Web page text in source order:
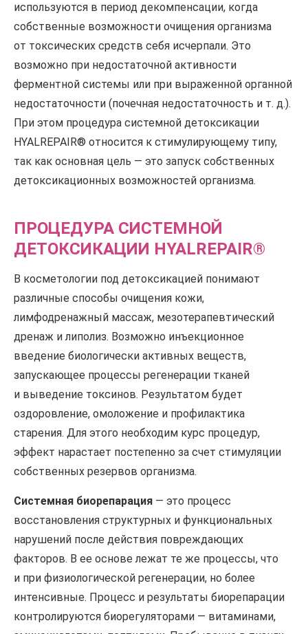
используются в период декомпенсации, когда
собственные возможности очищения организма
от токсических средств себя исчерпали. Это
возможно при недостаточной активности
ферментной системы или при выраженной органной
недостаточности (почечная недостаточность и т. д.).
При этом процедура системной детоксикации
HYALREPAIR® относится к стимулирующему типу,
так как основная цель — это запуск собственных
детоксикационных возможностей организма.
ПРОЦЕДУРА СИСТЕМНОЙ
ДЕТОКСИКАЦИИ HYALREPAIR®
В косметологии под детоксикацией понимают
различные способы очищения кожи,
лимфодренажный массаж, мезотерапевтический
дренаж и липолиз. Возможно инъекционное
введение биологически активных веществ,
запускающее процессы регенерации тканей
и выведение токсинов. Результатом будет
оздоровление, омоложение и профилактика
старения. Для этого необходим курс процедур,
эффект нарастает постепенно за счет стимуляции
собственных резервов организма.
Системная биорепарация — это процесс
восстановления структурных и функциональных
нарушений после действия повреждающих
факторов. В ее основе лежат те же процессы, что
и при физиологической регенерации, но более
интенсивные. Процесс и результаты биорепарации
контролируются биорегуляторами — витаминами,